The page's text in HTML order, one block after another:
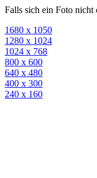
Falls sich ein Foto nicht
1680 x 1050
1280 x 1024
1024 x 768
800 x 600
640 x 480
400 x 300
240 x 160